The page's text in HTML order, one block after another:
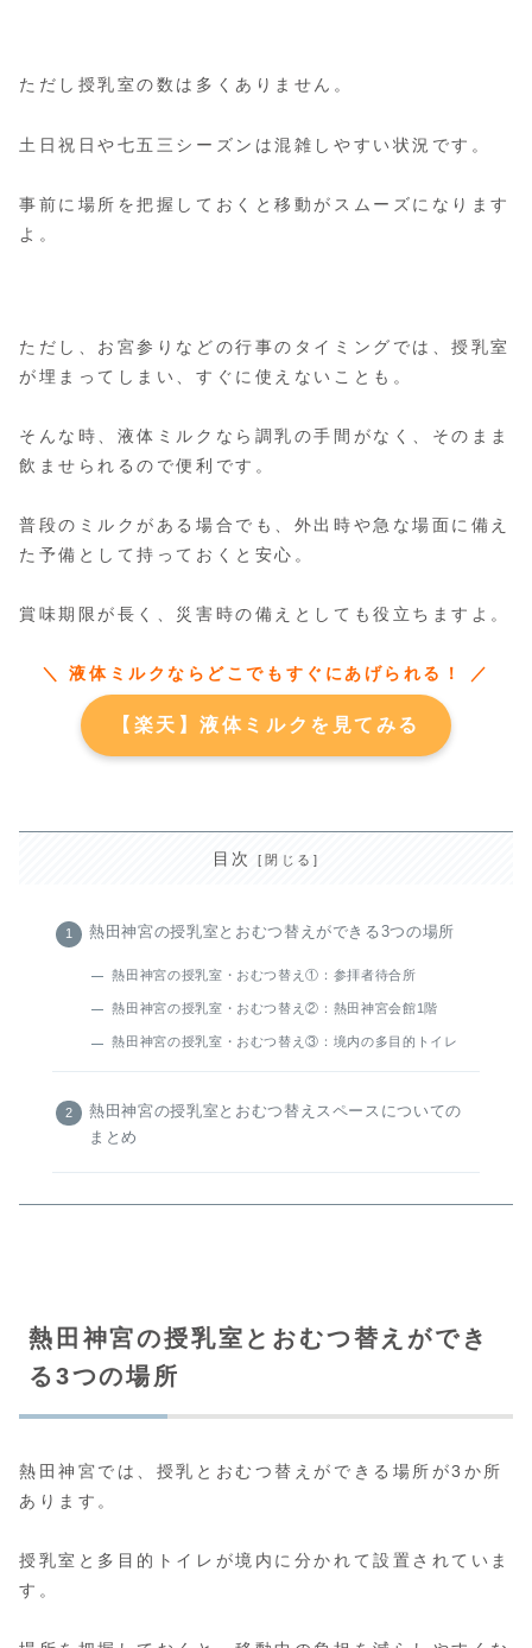
ただし授乳室の数は多くありません。
土日祝日や七五三シーズンは混雑しやすい状況です。
事前に場所を把握しておくと移動がスムーズになります
よ。
ただし、お宮参りなどの行事のタイミングでは、授乳室
が埋まってしまい、すぐに使えないことも。
そんな時、液体ミルクなら調乳の手間がなく、そのまま
飲ませられるので便利です。
普段のミルクがある場合でも、外出時や急な場面に備え
た予備として持っておくと安心。
賞味期限が長く、災害時の備えとしても役立ちますよ。
＼ 液体ミルクならどこでもすぐにあげられる！ ／
【楽天】液体ミルクを見てみる
目次
熱田神宮の授乳室とおむつ替えができる3つの場所
熱田神宮の授乳室・おむつ替え①：参拝者待合所
熱田神宮の授乳室・おむつ替え②：熱田神宮会館1階
熱田神宮の授乳室・おむつ替え③：境内の多目的トイレ
熱田神宮の授乳室とおむつ替えスペースについての
まとめ
熱田神宮の授乳室とおむつ替えができ
る3つの場所
熱田神宮では、授乳とおむつ替えができる場所が3か所
あります。
授乳室と多目的トイレが境内に分かれて設置されていま
す。